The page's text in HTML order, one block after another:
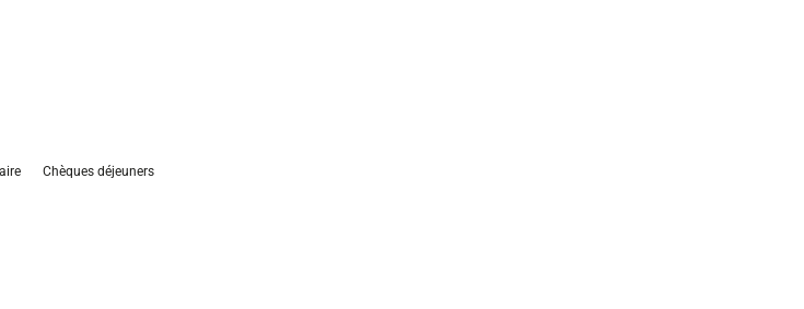
Chèques déjeuners